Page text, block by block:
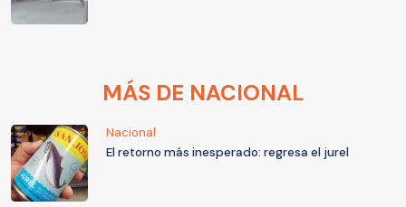
MÁS DE NACIONAL
Nacional
El retorno más inesperado: regresa el jurel